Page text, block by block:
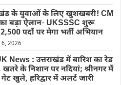
के युवाओं के लिए खुशखबरी! CM
बड़ा ऐलान- UKSSSC शुरू
पदों पर मेगा भर्ती अभियान
2026
News : उत्तराखंड में बारिश का रेड
खतरे के निशान पर नदियां; श्रीनगर में
खुले, हरिद्वार में अलर्ट जारी